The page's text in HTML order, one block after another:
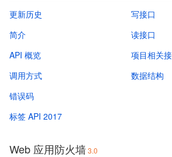
更新历史
简介
API 概览
调用方式
写接口
读接口
项目相关
数据结构
错误码
标签 API 2017
Web 应用防火墙3.0